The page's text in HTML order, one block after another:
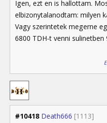
Igen, ezt en is hallottam.
elbizonytalanodtam: milyen
Vagy szerintetek megerne
6800 TDH-t venni sulinetben
#10418 Death666 [1113]